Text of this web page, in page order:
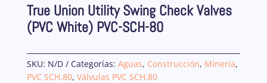
True Union Utility Swing Check Valves
(PVC White) PVC-SCH-80
SKU: N/D Categorías: Aguas, Construcción, Minería,
PVC SCH.80, Válvulas PVC SCH.80